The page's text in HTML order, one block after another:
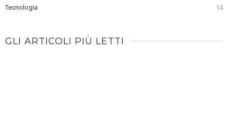
Tecnologia 14
GLI ARTICOLI PIÙ LETTI